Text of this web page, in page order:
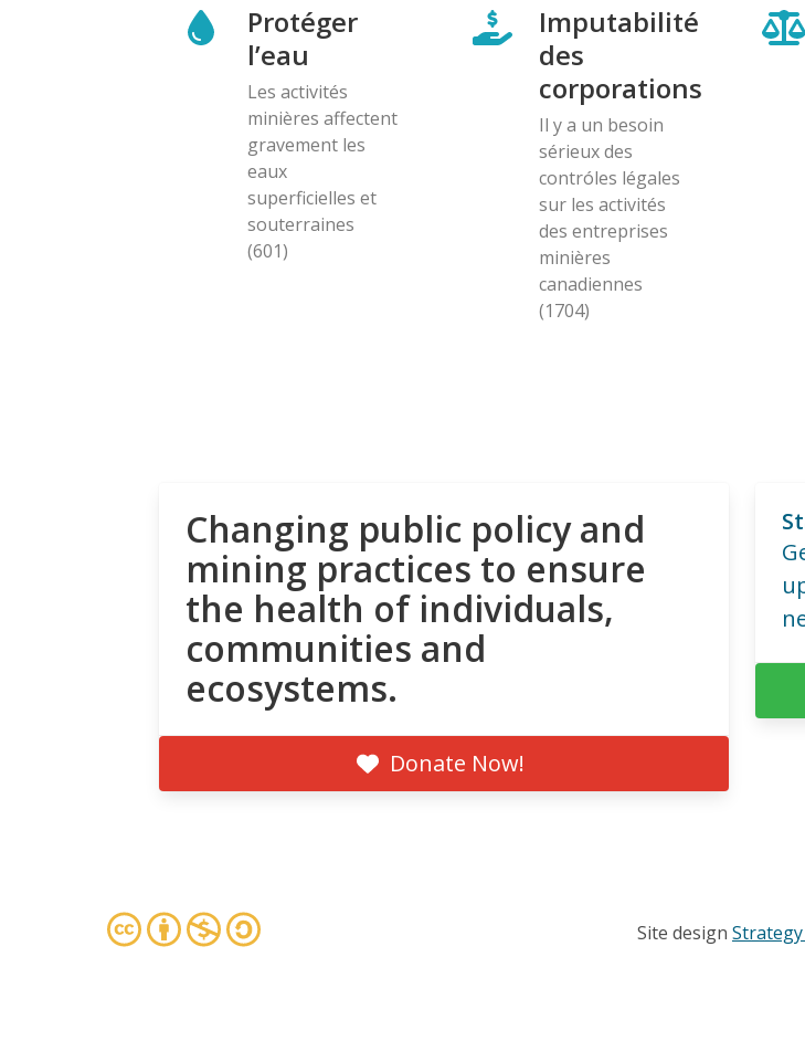
Protéger
l’eau
Les activités
minières affectent
gravement les
eaux
superficielles et
souterraines
(601)
Imputabilité
des
corporations
Il y a un besoin
sérieux des
contróles légales
sur les activités
des entreprises
minières
canadiennes
(1704)
Changing public policy and
mining practices to ensure
the health of individuals,
communities and
ecosystems.
Donate Now!
Site design